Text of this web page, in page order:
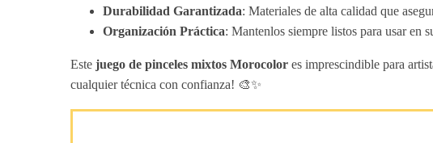
Durabilidad Garantizada: Materiales de alta calidad que
Organización Práctica: Mantenlos siempre listos para usar en
Este juego de pinceles mixtos Morocolor es imprescindible para
cualquier técnica con confianza! 🎨✨